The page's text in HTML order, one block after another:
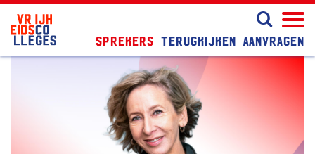
Sprekers Terugkijken Aanvragen